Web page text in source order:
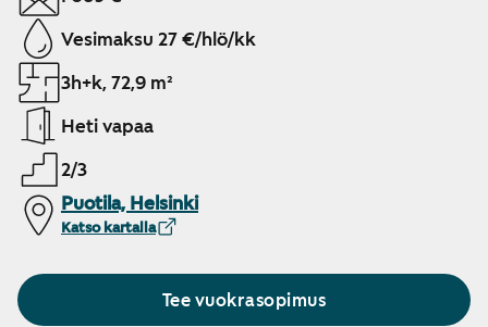
Vesimaksu 27 €/hlö/kk
3h+k, 72,9 m²
Heti vapaa
2/3
Puotila, Helsinki
Katso kartalla
Tee vuokrasopimus